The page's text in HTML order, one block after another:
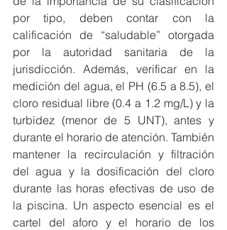
por tipo, deben contar con la
calificación de “saludable” otorgada
por la autoridad sanitaria de la
jurisdicción. Además, verificar en la
medición del agua, el PH (6.5 a 8.5), el
cloro residual libre (0.4 a 1.2 mg/L) y la
turbidez (menor de 5 UNT), antes y
durante el horario de atención. También
mantener la recirculación y filtración
del agua y la dosificación del cloro
durante las horas efectivas de uso de
la piscina. Un aspecto esencial es el
cartel del aforo y el horario de los